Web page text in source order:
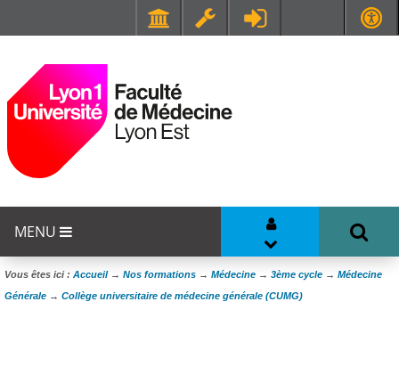
MENU
Vous êtes ici : Accueil→ Nos formations → Médecine → 3ème cycle → Médecine
Générale → Collège universitaire de médecine générale (CUMG)